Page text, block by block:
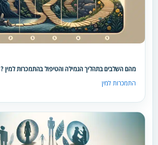
מהם השלבים בתהליך הגמילה והטיפול בהתמכרות למין ?
התמכרות למין